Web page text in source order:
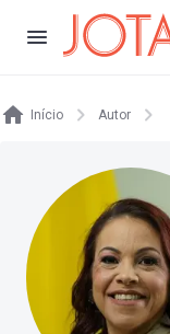
Início Autor